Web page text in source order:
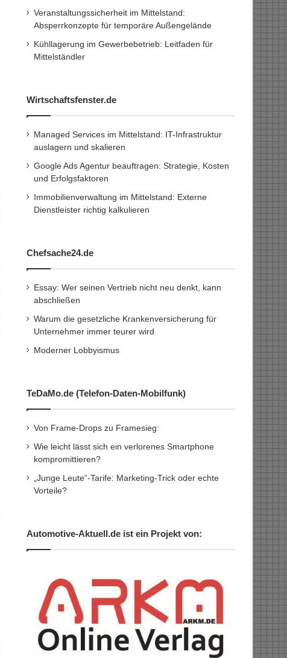
Veranstaltungssicherheit im Mittelstand:
Absperrkonzepte für temporäre Außengelände
Kühllagerung im Gewerbebetrieb: Leitfaden für
Mittelständler
Wirtschaftsfenster.de
Managed Services im Mittelstand: IT-Infrastruktur
auslagern und skalieren
Google Ads Agentur beauftragen: Strategie, Kosten
und Erfolgsfaktoren
Immobilienverwaltung im Mittelstand: Externe
Dienstleister richtig kalkulieren
Chefsache24.de
Essay: Wer seinen Vertrieb nicht neu denkt, kann
abschließen
Warum die gesetzliche Krankenversicherung für
Unternehmer immer teurer wird
Moderner Lobbyismus
TeDaMo.de (Telefon-Daten-Mobilfunk)
Von Frame-Drops zu Framesieg:
Wie leicht lässt sich ein verlorenes Smartphone
kompromittieren?
„Junge Leute“-Tarife: Marketing-Trick oder echte
Vorteile?
Automotive-Aktuell.de ist ein Projekt von: